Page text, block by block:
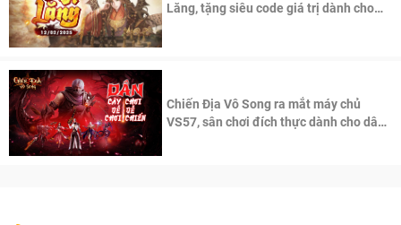
Lăng, tặng siêu code giá trị dành cho
Chiến Địa Vô Song ra mắt máy chủ
VS57, sân chơi đích thực dành cho dân